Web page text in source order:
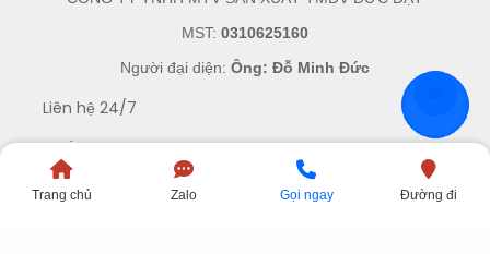
MST: 0310625160
Người đại diện: Ông: Đỗ Minh Đức
Liên hệ 24/7
Chí Minh, Việt Nam
Trang chủ Zalo Gọi ngay Đường đi